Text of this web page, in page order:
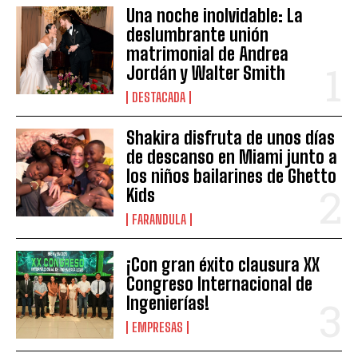
Una noche inolvidable: La
deslumbrante unión
matrimonial de Andrea
Jordán y Walter Smith
DESTACADA
Shakira disfruta de unos días
de descanso en Miami junto a
los niños bailarines de Ghetto
Kids
FARANDULA
¡Con gran éxito clausura XX
Congreso Internacional de
Ingenierías!
EMPRESAS